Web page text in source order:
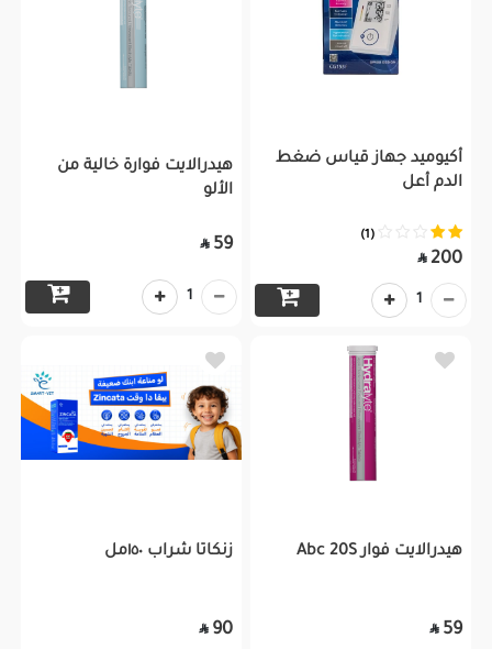
أكيوميد جهاز قياس ضغط
الدم أعل
(1)
200

1
هيدرالايت فوارة خالية من
الألو
59

1
هيدرالايت فوار Abc 20S
59

زنكاتا شراب ١٥٠مل
90
